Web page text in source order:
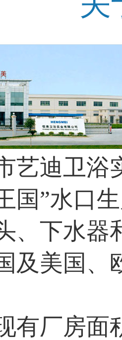
迪卫浴
国”水口
、下水器
及美国、
厂房面